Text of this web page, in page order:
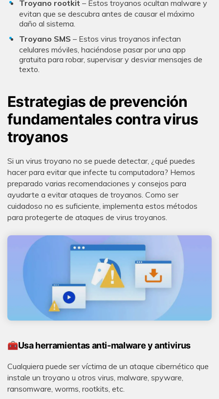
Troyano rootkit – Estos troyanos ocultan malware y
evitan que se descubra antes de causar el máximo
daño al sistema.
Troyano SMS – Estos virus troyanos infectan
celulares móviles, haciéndose pasar por una app
gratuita para robar, supervisar y desviar mensajes de
texto.
Estrategias de prevención
fundamentales contra virus
troyanos
Si un virus troyano no se puede detectar, ¿qué puedes
hacer para evitar que infecte tu computadora? Hemos
preparado varias recomendaciones y consejos para
ayudarte a evitar ataques de troyanos. Como ser
cuidadoso no es suficiente, implementa estos métodos
para protegerte de ataques de virus troyanos.
🧰Usa herramientas anti-malware y antivirus
Cualquiera puede ser víctima de un ataque cibernético que
instale un troyano u otros virus, malware, spyware,
ransomware, worms, rootkits, etc.